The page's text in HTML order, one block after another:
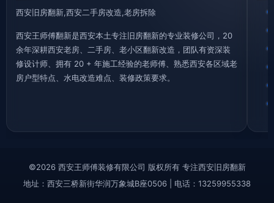
西安旧房翻新,西安二手房改造,老房拆除
西安王师傅翻新是西安本土专注旧房翻新的专业装修公司，20
余年深耕西安老房、二手房、老小区翻新改造，团队有资深装
修设计师、拥有 20 + 年施工经验的老师傅、熟悉西安各区域老
房户型特点、水电改造难点、装修政策要求。
©2026 西安王师傅装修有限公司 版权所有 专注西安旧房翻新
地址：西安三桥新街华润万象城B座0506 | 电话：13259955338